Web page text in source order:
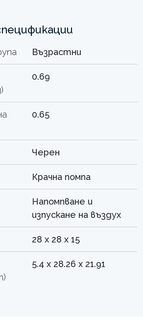
Възрастни
0.69
0.65
Черен
Крачна помпа
Напомпване и
изпускане на въздух
28 x 28 x 15
5.4 x 28.26 x 21.91